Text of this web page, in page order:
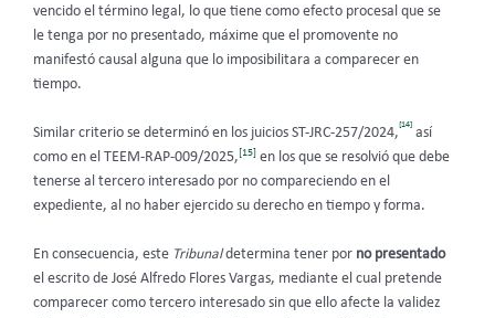
vencido el término legal, lo que tiene como efecto procesal que se
le tenga por no presentado, máxime que el promovente no
manifestó causal alguna que lo imposibilitara a comparecer en
tiempo.
Similar criterio se determinó en los juicios ST-JRC-257/2024,
[14]
así
como en el TEEM-RAP-009/2025,[15] en los que se resolvió que debe
tenerse al tercero interesado por no compareciendo en el
expediente, al no haber ejercido su derecho en tiempo y forma.
En consecuencia, este Tribunaldetermina tener por no presentado
el escrito de José Alfredo Flores Vargas, mediante el cual pretende
comparecer como tercero interesado sin que ello afecte la validez